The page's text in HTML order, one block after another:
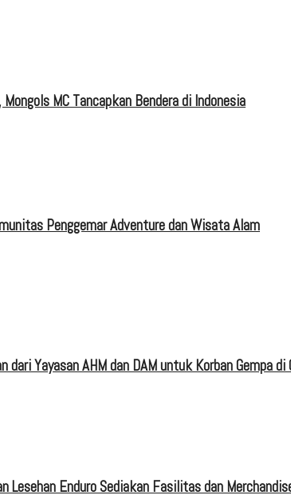
MC Tancapkan Bendera di Indonesia
Penggemar Adventure dan Wisata Alam
dari Yayasan AHM dan DAM untuk Korban Gempa di
Lesehan Enduro Sediakan Fasilitas dan